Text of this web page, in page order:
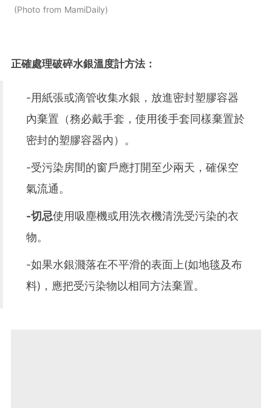
Photo from MamiDaily
正確處理破碎水銀溫度計方法：
-用紙張或滴管收集水銀，放進密封塑膠容器
內棄置（務必戴手套，使用後手套同樣棄置於
密封的塑膠容器內）。
-受污染房間的窗戶應打開至少兩天，確保空
氣流通。
-切忌使用吸塵機或用洗衣機清洗受污染的衣
物。
-如果水銀濺落在不平滑的表面上(如地毯及布
料)，應把受污染物以相同方法棄置。